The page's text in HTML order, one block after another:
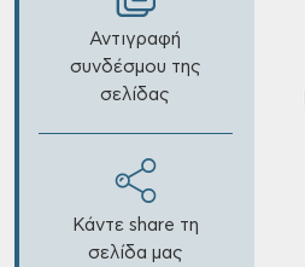
Αντιγραφή
συνδέσμου της
σελίδας
Κάντε share τη
σελίδα μας